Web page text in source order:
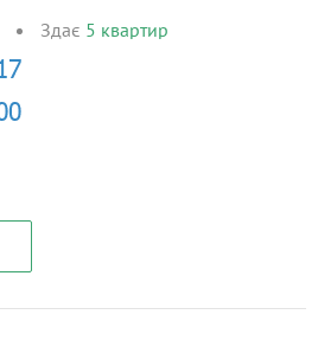
Здає 5 квартир